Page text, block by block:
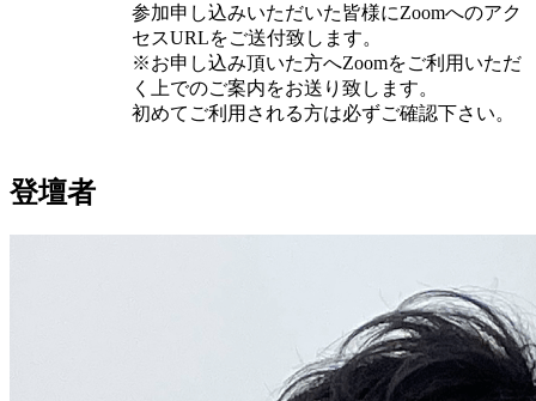
参加申し込みいただいた皆様にZoomへのアク
セスURLをご送付致します。
※お申し込み頂いた方へZoomをご利用いただ
く上でのご案内をお送り致します。
初めてご利用される方は必ずご確認下さい。
登壇者